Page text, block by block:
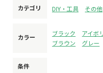
※発注後のキャンセル受け付
※必ずお客様に商品ページ
だくようお願いいたします
カテゴリ DIY・工具 その他
カラー
ブラック アイボ
ブラウン
グレー
条件